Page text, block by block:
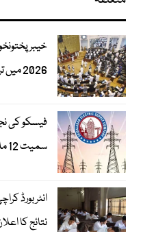
2026 میں ترامیم متفقہ طور پر منظور
فیسکو کی
سمیت 12 ملکی و غیر ملکی گروپ میدان میں
انٹر بورڈ
نتائج کا